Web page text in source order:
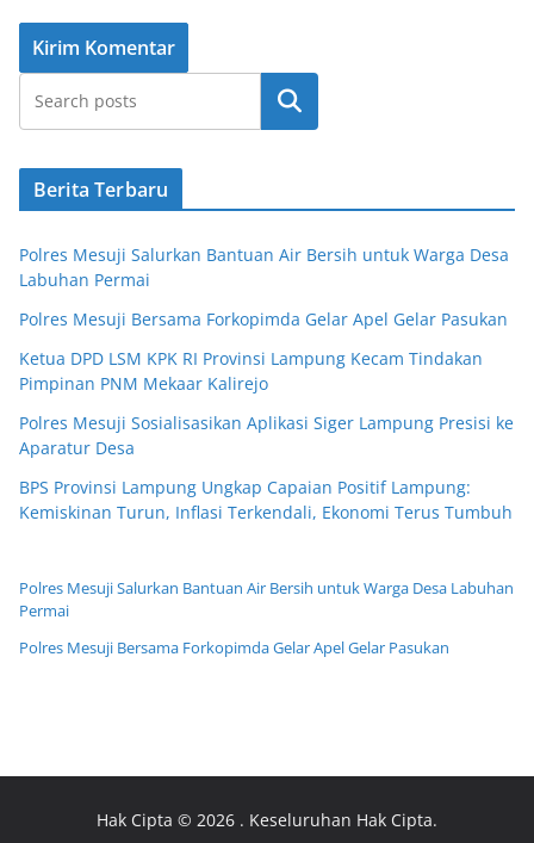
Cari
Berita Terbaru
Polres Mesuji Salurkan Bantuan Air Bersih untuk Warga Desa
Labuhan Permai
Polres Mesuji Bersama Forkopimda Gelar Apel Gelar Pasukan
Ketua DPD LSM KPK RI Provinsi Lampung Kecam Tindakan
Pimpinan PNM Mekaar Kalirejo
Polres Mesuji Sosialisasikan Aplikasi Siger Lampung Presisi ke
Aparatur Desa
BPS Provinsi Lampung Ungkap Capaian Positif Lampung:
Kemiskinan Turun, Inflasi Terkendali, Ekonomi Terus Tumbuh
Polres Mesuji Salurkan Bantuan Air Bersih untuk Warga Desa Labuhan
Permai
Polres Mesuji Bersama Forkopimda Gelar Apel Gelar Pasukan
Hak Cipta © 2026 . Keseluruhan Hak Cipta.